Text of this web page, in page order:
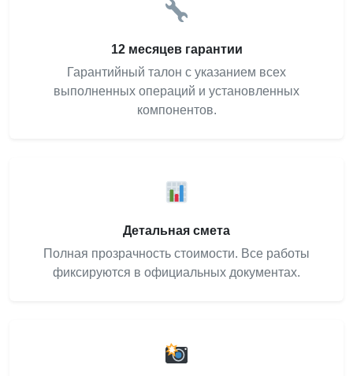
12 месяцев гарантии
Гарантийный талон с указанием всех
выполненных операций и установленных
компонентов.
Детальная смета
Полная прозрачность стоимости. Все работы
фиксируются в официальных документах.